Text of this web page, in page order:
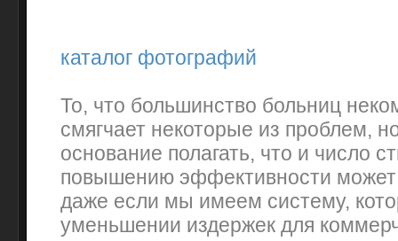
каталог фотографий
То, что большинство больниц
смягчает некоторые из проблем,
основание полагать, что и число
повышению эффективности может
даже если мы имеем систему,
уменьшении издержек для